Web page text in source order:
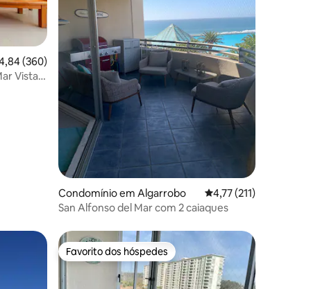
média de 4,84 em 5 estrelas, 360avaliações
(360)
Condomínio em Algarrobo Classificação média
4,77 (211)
San Alfonso del Mar com 2 caiaques
Favorito dos hóspedes
Favorito dos hóspedes